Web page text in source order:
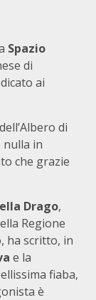
Spazio
di
ai
di
nulla in
che grazie
Drago,
Regione
ha scritto, in
e la
fiaba,
è